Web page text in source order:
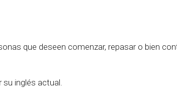
que deseen comenzar, repasar o bien
inglés actual.